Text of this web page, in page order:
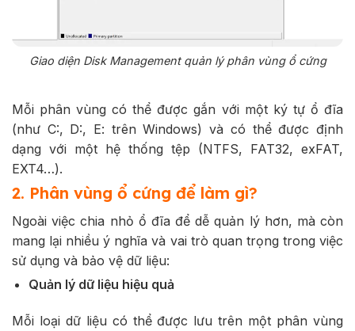
Giao diện Disk Management quản lý phân vùng ổ cứng
Mỗi phân vùng có thể được gắn với một ký tự ổ đĩa
(như C:, D:, E: trên Windows) và có thể được định
dạng với một hệ thống tệp (NTFS, FAT32, exFAT,
EXT4…).
2. Phân vùng ổ cứng để làm gì?
Ngoài việc chia nhỏ ổ đĩa để dễ quản lý hơn, mà còn
mang lại nhiều ý nghĩa và vai trò quan trọng trong việc
sử dụng và bảo vệ dữ liệu:
Quản lý dữ liệu hiệu quả
Mỗi loại dữ liệu có thể được lưu trên một phân vùng